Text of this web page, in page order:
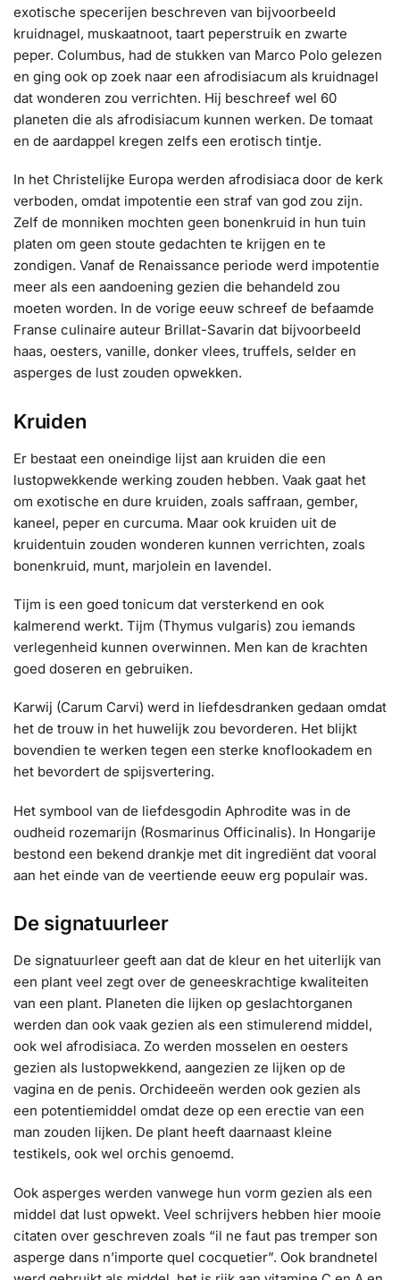
exotische specerijen beschreven van bijvoorbeeld
kruidnagel, muskaatnoot, taart peperstruik en zwarte
peper. Columbus, had de stukken van Marco Polo gelezen
en ging ook op zoek naar een afrodisiacum als kruidnagel
dat wonderen zou verrichten. Hij beschreef wel 60
planeten die als afrodisiacum kunnen werken. De tomaat
en de aardappel kregen zelfs een erotisch tintje.
In het Christelijke Europa werden afrodisiaca door de kerk
verboden, omdat impotentie een straf van god zou zijn.
Zelf de monniken mochten geen bonenkruid in hun tuin
platen om geen stoute gedachten te krijgen en te
zondigen. Vanaf de Renaissance periode werd impotentie
meer als een aandoening gezien die behandeld zou
moeten worden. In de vorige eeuw schreef de befaamde
Franse culinaire auteur Brillat-Savarin dat bijvoorbeeld
haas, oesters, vanille, donker vlees, truffels, selder en
asperges de lust zouden opwekken.
Kruiden
Er bestaat een oneindige lijst aan kruiden die een
lustopwekkende werking zouden hebben. Vaak gaat het
om exotische en dure kruiden, zoals saffraan, gember,
kaneel, peper en curcuma. Maar ook kruiden uit de
kruidentuin zouden wonderen kunnen verrichten, zoals
bonenkruid, munt, marjolein en lavendel.
Tijm is een goed tonicum dat versterkend en ook
kalmerend werkt. Tijm (Thymus vulgaris) zou iemands
verlegenheid kunnen overwinnen. Men kan de krachten
goed doseren en gebruiken.
Karwij (Carum Carvi) werd in liefdesdranken gedaan omdat
het de trouw in het huwelijk zou bevorderen. Het blijkt
bovendien te werken tegen een sterke knoflookadem en
het bevordert de spijsvertering.
Het symbool van de liefdesgodin Aphrodite was in de
oudheid rozemarijn (Rosmarinus Officinalis). In Hongarije
bestond een bekend drankje met dit ingrediënt dat vooral
aan het einde van de veertiende eeuw erg populair was.
De signatuurleer
De signatuurleer geeft aan dat de kleur en het uiterlijk van
een plant veel zegt over de geneeskrachtige kwaliteiten
van een plant. Planeten die lijken op geslachtorganen
werden dan ook vaak gezien als een stimulerend middel,
ook wel afrodisiaca. Zo werden mosselen en oesters
gezien als lustopwekkend, aangezien ze lijken op de
vagina en de penis. Orchideeën werden ook gezien als
een potentiemiddel omdat deze op een erectie van een
man zouden lijken. De plant heeft daarnaast kleine
testikels, ook wel orchis genoemd.
Ook asperges werden vanwege hun vorm gezien als een
middel dat lust opwekt. Veel schrijvers hebben hier mooie
citaten over geschreven zoals “il ne faut pas tremper son
asperge dans n’importe quel cocquetier”. Ook brandnetel